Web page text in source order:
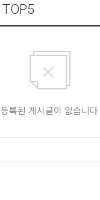
TOP5
등록된 게시글이 없습니다.